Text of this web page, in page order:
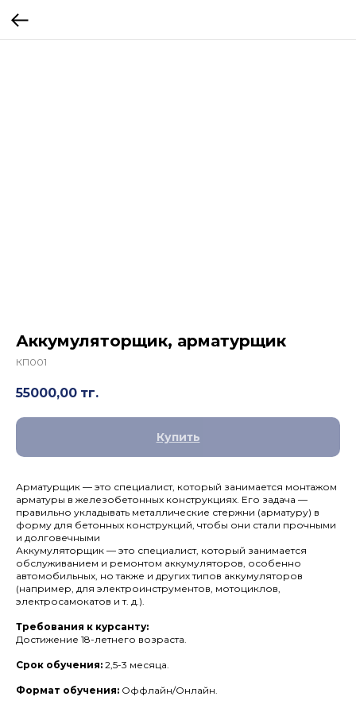
Аккумуляторщик, арматурщик
КП001
55000,00 тг.
Купить
Арматурщик — это специалист, который занимается монтажом
арматуры в железобетонных конструкциях. Его задача —
правильно укладывать металлические стержни (арматуру) в
форму для бетонных конструкций, чтобы они стали прочными
и долговечными
Аккумуляторщик — это специалист, который занимается
обслуживанием и ремонтом аккумуляторов, особенно
автомобильных, но также и других типов аккумуляторов
(например, для электроинструментов, мотоциклов,
электросамокатов и т. д.).
Требования к курсанту:
Достижение 18-летнего возраста.
Срок обучения: 2,5-3 месяца.
Формат обучения: Оффлайн/Онлайн.